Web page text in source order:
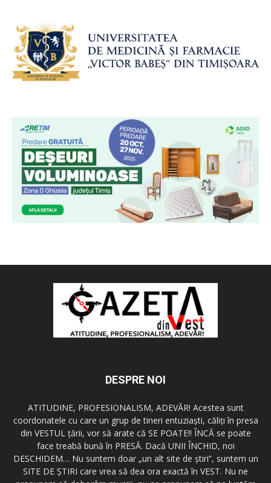
DESPRE NOI
ATITUDINE, PROFESIONALISM, ADEVĂR! Acestea sunt
coordonatele cu care un grup de tineri entuziaşti, căliţi în presa
din VESTUL ţării, vor să arate că SE POATE!! ÎNCĂ se poate
face treabă bună în PRESĂ. Dacă UNII ÎNCHID, noi
DESCHIDEM… Nu suntem doar „un alt site de ştiri”, suntem un
SITE DE ŞTIRI care vrea să dea ora exactă în VEST. Nu ne